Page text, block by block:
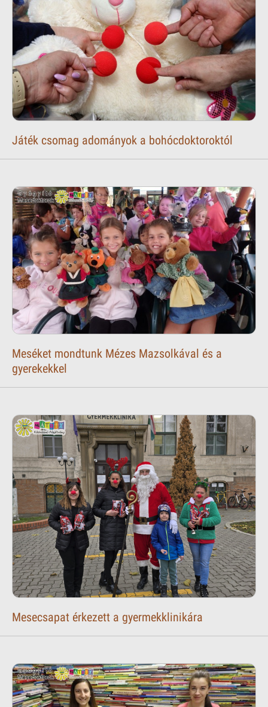
Játék csomag adományok a bohócdoktoroktól
Meséket mondtunk Mézes Mazsolkával és a
gyerekekkel
Mesecsapat érkezett a gyermekklinikára